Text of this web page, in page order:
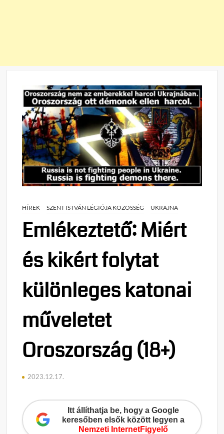
HÍREK SZENT ISTVÁN LÉGIÓJA KÖZÖSSÉG UKRAJNA
Emlékeztető: Miért
és kikért folytat
különleges katonai
műveletet
Oroszország (18+)
2023.12.17.
Itt állíthatja be, hogy a Google
keresőben elsők között legyen a
Nemzeti InternetFigyelő